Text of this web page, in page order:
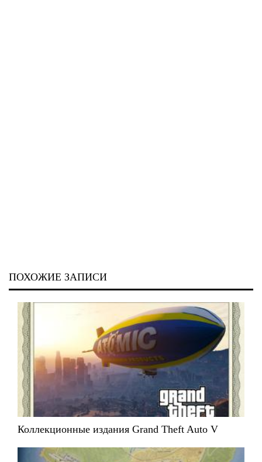
ПОХОЖИЕ ЗАПИСИ
Коллекционные издания Grand Theft Auto V